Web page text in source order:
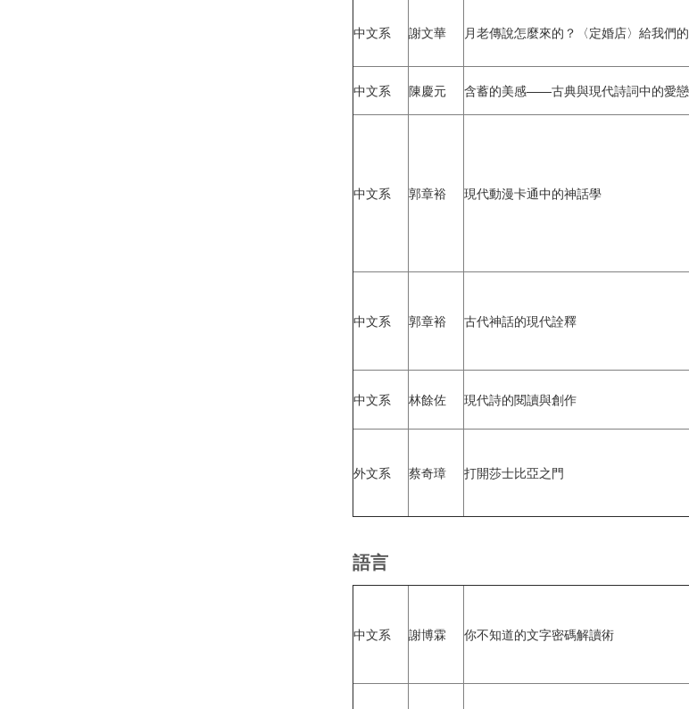
中文系 謝文華 月老傳說怎麼來的？〈定婚店〉給我們
中文系 陳慶元 含蓄的美感——古典與現代詩詞中的愛
中文系 郭章裕 現代動漫卡通中的神話學
中文系 郭章裕 古代神話的現代詮釋
中文系 林餘佐 現代詩的閱讀與創作
外文系 蔡奇璋 打開莎士比亞之門
語言
中文系 謝博霖 你不知道的文字密碼解讀術